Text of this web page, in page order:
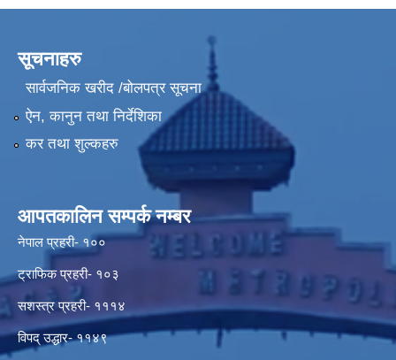
सूचनाहरु
सार्वजनिक खरीद /बोलपत्र सूचना
ऐन, कानुन तथा निर्देशिका
कर तथा शुल्कहरु
आपतकालिन सम्पर्क नम्बर
नेपाल प्रहरी- १००
ट्राफिक प्रहरी- १०३
सशस्त्र प्रहरी- १११४
विपद् उद्धार- ११४९